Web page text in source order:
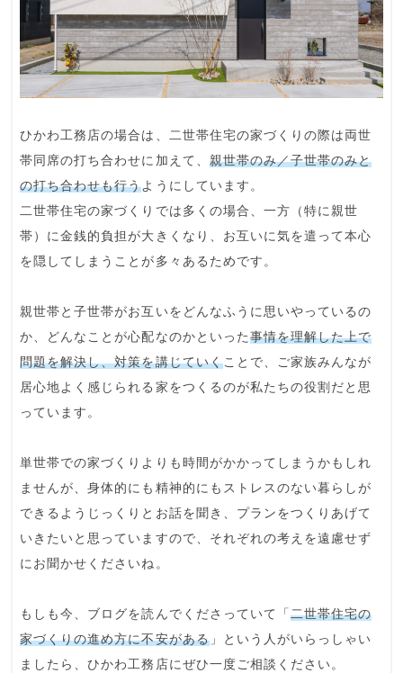
ひかわ工務店の場合は、二世帯住宅の家づくりの際は両世
帯同席の打ち合わせに加えて、 親世帯のみ／子世帯のみと
の打ち合わせも行うようにしています。
二世帯住宅の家づくりでは多くの場合、一方（特に親世
帯）に金銭的負担が大きくなり、 お互いに気を遣って本心
を隠してしまう ことが多々あるためです。
親世帯と子世帯がお互いを どんなふうに思いやっているの
か、
どんなことが心配 なのかといった 事情を理解した上で
問題を解決し、対策を講じていくことで、ご家族みんなが
居心地よく感じられる家をつくるのが私たちの役割だと思
っています。
単世帯での家づくりよりも時間がかかってしまうかもしれ
ませんが、身体的にも精神的にもストレスのない暮らしが
できるようじっくりとお話を聞き、プランをつくりあげて
いきたいと思っていますので、それぞれの考えを遠慮せず
にお聞かせくださいね。
もしも今、ブログを読んでくださっていて「 二世帯住宅の
家づくりの進め方に不安がある」という人がいらっしゃい
ましたら、ひかわ工務店にぜひ一度ご相談ください。